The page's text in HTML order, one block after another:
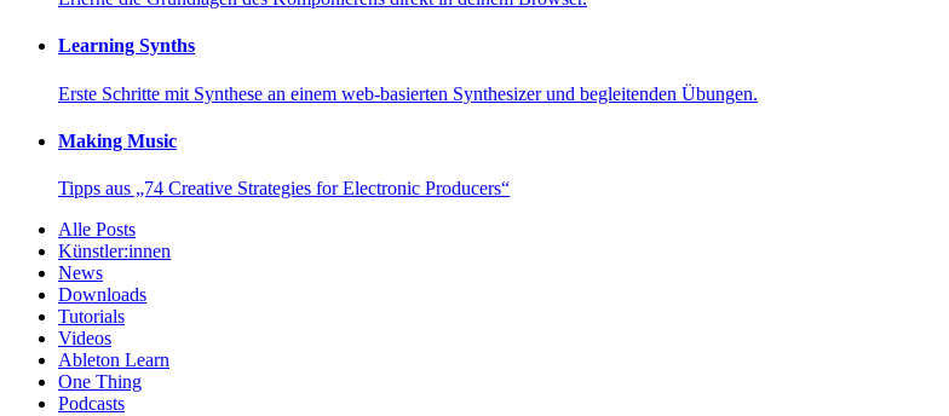
Learning Synths
Erste Schritte mit Synthese an einem web-basierten Synthesizer und begleitenden Übungen.
Making Music
Tipps aus „74 Creative Strategies for Electronic Producers“
Alle Posts
Künstler:innen
News
Downloads
Tutorials
Videos
Ableton Learn
One Thing
Podcasts